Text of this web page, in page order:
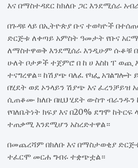
እና በማስተዳደር ከክለቡ ጋር እንደሚሰራ
በጉዳዩ ላይ በኢትዮጵያ ቡና ተወካዮች
ድርጅቱ ለቀጣይ አምስት ዓመታት የቡና አርማ
ለማስተዋወቅ እንደሚሰራ እንዲሁም ሱቆቹ
ሁለት ቦታዎች ተጀምሮ በ ከ ሀ እስከ ፐ ወጪ
ተናግረዋል። ከሽያጭ ባለፈ የካፌ አገልግሎት
በሂደት ወደ ኦንላይን ሽያጭ እና ፈረንቻይዝ
ሲጠቆሙ ክለቡ በዚህ ሂደት ውስጥ ብራንዱን
የባለቤትነት ክፍያ እና በ20% ደግሞ ከትርፍ
ተጠቃሚ እንደሚሆን አስረድተዋል።
በመጨረሻም በክለቡ እና በማስታወቂያ
ተፈርሞ መርሐ ግብሩ ተቋጭቷል።